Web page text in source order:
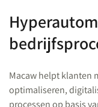
Macaw helpt klanten
optimaliseren,
processen op basis